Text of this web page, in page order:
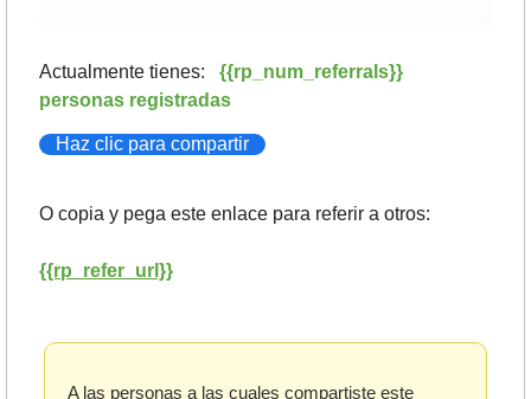
Actualmente tienes: {{rp_num_referrals}}
personas registradas
Haz clic para compartir
O copia y pega este enlace para referir a otros:
{{rp_refer_url}}
A las personas a las cuales compartiste este